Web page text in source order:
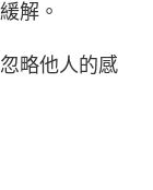
解。
略他人的感